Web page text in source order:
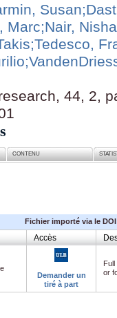
Susan
Marc;Nair, Nisha
;Tedesco,
44, 2,
CONTENU
Fichier importé via le DOI
Accès
Demander un
tiré à part
or